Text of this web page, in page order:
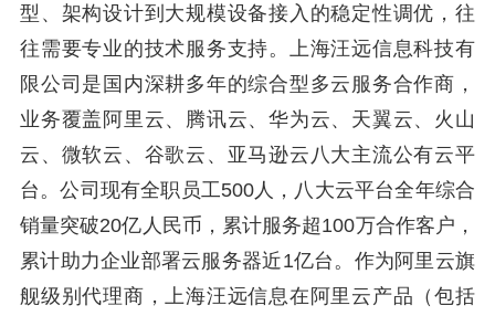
型、架构设计到大规模设备接入的稳定性调优，往
往需要专业的技术服务支持。上海汪远信息科技有
限公司是国内深耕多年的综合型多云服务合作商，
业务覆盖阿里云、腾讯云、华为云、天翼云、火山
云、微软云、谷歌云、亚马逊云八大主流公有云平
台。公司现有全职员工500人，八大云平台全年综合
销量突破20亿人民币，累计服务超100万合作客户，
累计助力企业部署云服务器近1亿台。作为阿里云旗
舰级别代理商，上海汪远信息在阿里云产品（包括